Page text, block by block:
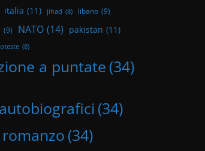
italia (11) jihad (8) libano (9)
(9) NATO (14) pakistan (11)
(8)
a puntate (34)
(34)
romanzo (34)